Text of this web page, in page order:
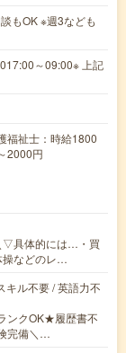
もOK ※週3なども
～09:00※ 上記
福祉士：時給1800
2000円
▽具体的には…・買
操などのレ…
キル不要 / 英語力不
ンクOK★履歴書不
完備＼…